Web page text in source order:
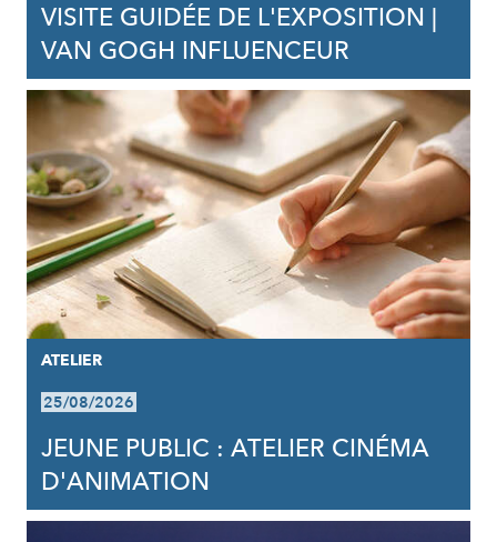
VISITE GUIDÉE DE L'EXPOSITION |
VAN GOGH INFLUENCEUR
ATELIER
25/08/2026
JEUNE PUBLIC : ATELIER CINÉMA
D'ANIMATION